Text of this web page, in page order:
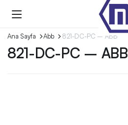
Ana Sayfa Abb 821-DC-PC – ABB
821-DC-PC – ABB